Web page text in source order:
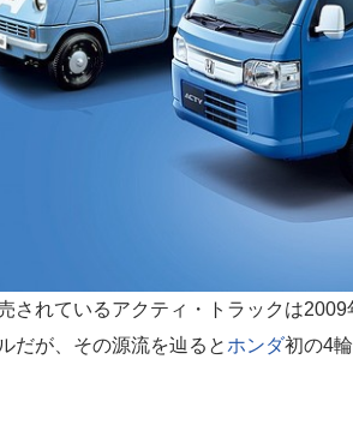
されているアクティ・トラックは
だが、その源流を辿ると ホンダ初の4